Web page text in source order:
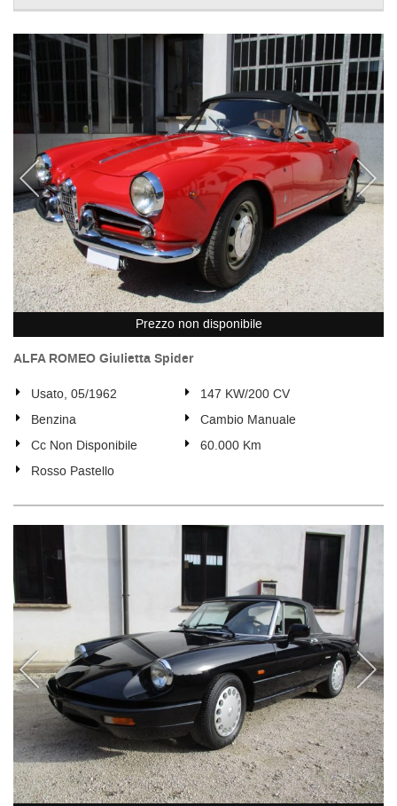
Prezzo non disponibile
ALFA ROMEO Giulietta Spider
Usato, 05/1962
147 KW/200 CV
Benzina
Cambio Manuale
Cc Non Disponibile
60.000 Km
Rosso Pastello